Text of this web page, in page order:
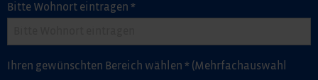
Bitte Wohnort eintragen *
Ihren gewünschten Bereich wählen * (Mehrfachauswahl